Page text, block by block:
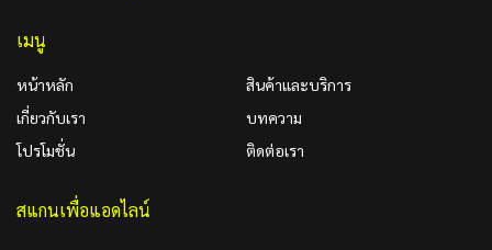
เมนู
หน้าหลัก
เกี่ยวกับเรา
โปรโมชั่น
สินค้าและบริการ
บทความ
ติดต่อเรา
สแกนเพื่อแอดไลน์